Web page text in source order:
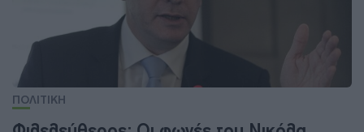
ΠΟΛΙΤΙΚΗ